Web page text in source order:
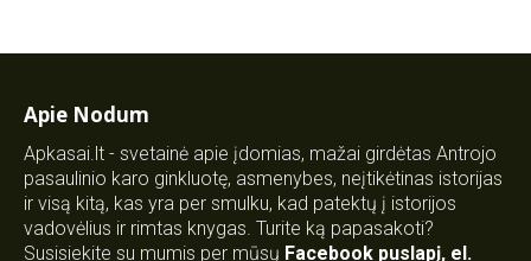
Apie Nodum
Apkasai.lt - svetainė apie įdomias, mažai girdėtas Antrojo
pasaulinio karo ginkluotę, asmenybes, neįtikėtinas istorijas
ir visą kitą, kas yra per smulku, kad patektų į istorijos
vadovėlius ir rimtas knygas. Turite ką papasakoti?
Susisiekite su mumis per mūsų Facebook puslapį, el.